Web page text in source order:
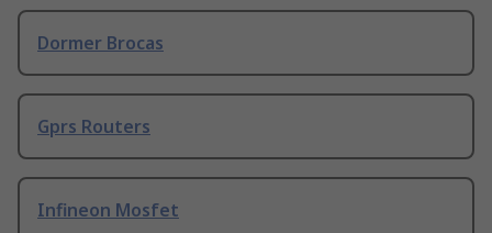
Dormer Brocas
Gprs Routers
Infineon Mosfet